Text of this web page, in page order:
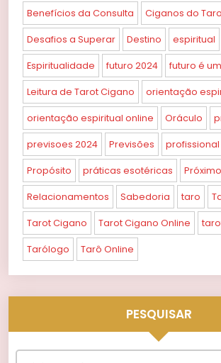
Benefícios da Consulta Ciganos do
Desafios a Superar Destino espiritual
Espiritualidade futuro 2024 futuro é
Leitura de Tarot Cigano orientação
orientação espiritual online Oráculo
previsoes 2024 Previsões
Propósito práticas esotéricas
Relacionamentos Sabedoria taro
Tarot Cigano Tarot Cigano Online
Tarólogo Tarô Online
PESQUISAR